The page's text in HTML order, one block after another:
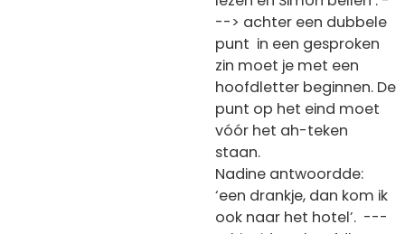
--> achter een dubbele
punt in een gesproken
zin moet je met een
hoofdletter beginnen. De
punt op het eind moet
vóór het ah-teken
staan.
Nadine antwoordde:
‘een drankje, dan kom ik
ook naar het hotel’. ---